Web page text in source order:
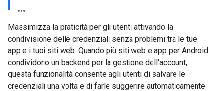
Massimizza la praticità per gli utenti attivando la
condivisione delle credenziali senza problemi tra le tue
app e i tuoi siti web. Quando più siti web e app per Android
condividono un backend per la gestione dell'account,
questa funzionalità consente agli utenti di salvare le
credenziali una volta e di farle suggerire automaticamente